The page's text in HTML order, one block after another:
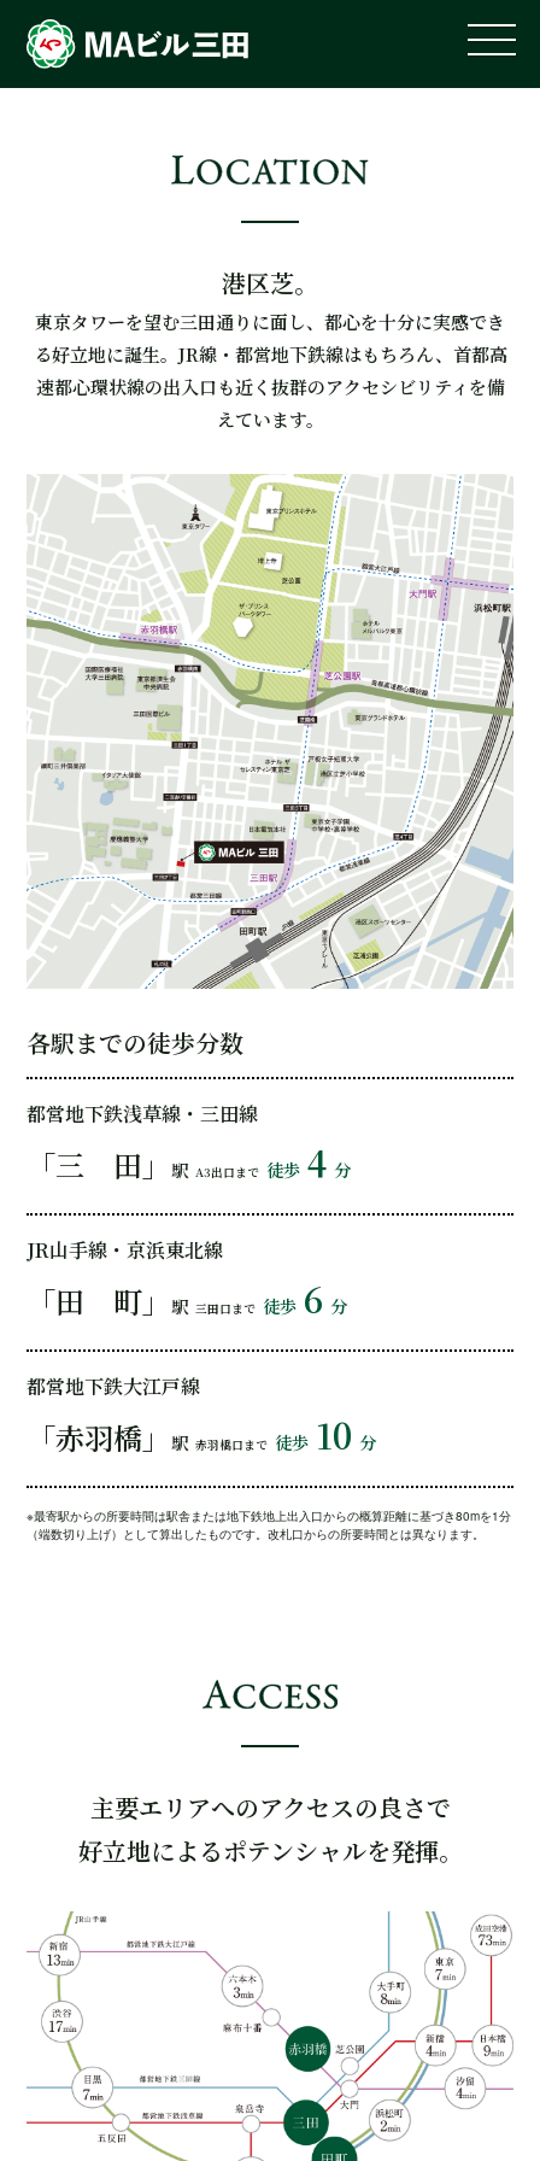
港区芝。
東京タワーを望む三田通りに面し、都心を十分に実感でき
る好立地に誕生。 JR線・都営地下鉄線はもちろん、首都高
速都心環状線の出入口も近く抜群のアクセシビリティを備
えています。
各駅までの徒歩分数
都営地下鉄浅草線・三田線
「三 田」駅 A3出口まで 徒歩 4 分
JR山手線・京浜東北線
「田 町」駅 三田口まで 徒歩 6 分
都営地下鉄大江戸線
「赤羽橋」駅 赤羽橋口まで 徒歩 10 分
※最寄駅からの所要時間は駅舎または地下鉄地上出入口からの概算距離に基づき80mを1分
（端数切り上げ）として算出したものです。改札口からの所要時間とは異なります。
主要エリアへのアクセスの良さで
好立地によるポテンシャルを発揮。